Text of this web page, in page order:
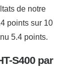
de notre
points sur 10
5.4 points.
S400 par